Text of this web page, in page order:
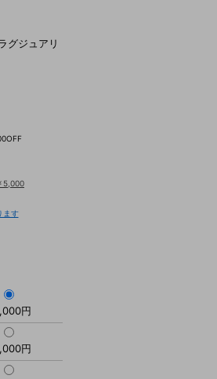
グジュアリ
5,000
ます
円
円